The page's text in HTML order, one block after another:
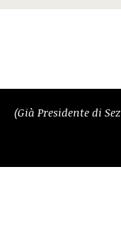
(Già Presidente di